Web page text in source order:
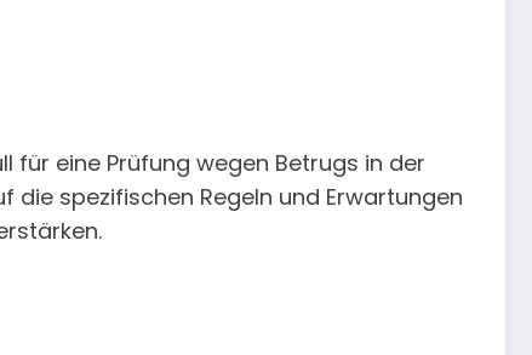
für eine Prüfung wegen Betrugs in der
die spezifischen Regeln und Erwartungen